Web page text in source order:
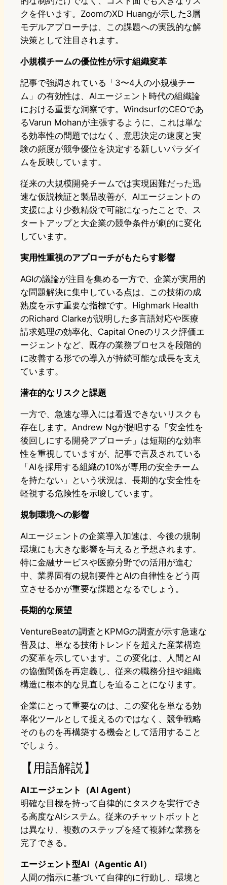
クを伴います。ZoomのXD Huangが示した3層
モデルアプローチは、この課題への実践的な解
決策として注目されます。
小規模チームの優位性が示す組織変革
記事で強調されている「3〜4人の小規模チー
ム」の有効性は、AIエージェント時代の組織論
における重要な洞察です。WindsurfのCEOであ
るVarun Mohanが主張するように、これは単な
る効率性の問題ではなく、意思決定の速度と実
験の頻度が競争優位を決定する新しいパラダイ
ムを反映しています。
従来の大規模開発チームでは実現困難だった迅
速な仮説検証と製品改善が、AIエージェントの
支援により少数精鋭で可能になったことで、ス
タートアップと大企業の競争条件が劇的に変化
しています。
実用性重視のアプローチがもたらす影響
AGIの議論が注目を集める一方で、企業が実用的
な問題解決に集中している点は、この技術の成
熟度を示す重要な指標です。Highmark Health
のRichard Clarkeが説明した多言語対応や医療
請求処理の効率化、Capital Oneのリスク評価エ
ージェントなど、既存の業務プロセスを段階的
に改善する形での導入が持続可能な成長を支え
ています。
潜在的なリスクと課題
一方で、急速な導入には看過できないリスクも
存在します。Andrew Ngが提唱する「安全性を
後回しにする開発アプローチ」は短期的な効率
性を重視していますが、記事で言及されている
「AIを採用する組織の10%が専用の安全チーム
を持たない」という状況は、長期的な安全性を
軽視する危険性を示唆しています。
規制環境への影響
AIエージェントの企業導入加速は、今後の規制
環境にも大きな影響を与えると予想されます。
特に金融サービスや医療分野での活用が進む
中、業界固有の規制要件とAIの自律性をどう両
立させるかが重要な課題となるでしょう。
長期的な展望
VentureBeatの調査とKPMGの調査が示す急速な
普及は、単なる技術トレンドを超えた産業構造
の変革を示しています。この変化は、人間とAI
の協働関係を再定義し、従来の職務分担や組織
構造に根本的な見直しを迫ることになります。
企業にとって重要なのは、この変化を単なる効
率化ツールとして捉えるのではなく、競争戦略
そのものを再構築する機会として活用すること
でしょう。
【用語解説】
AIエージェント（AI Agent）
明確な目標を持って自律的にタスクを実行でき
る高度なAIシステム。従来のチャットボットと
は異なり、複数のステップを経て複雑な業務を
完了できる。
エージェント型AI（Agentic AI）
人間の指示に基づいて自律的に行動し、環境と